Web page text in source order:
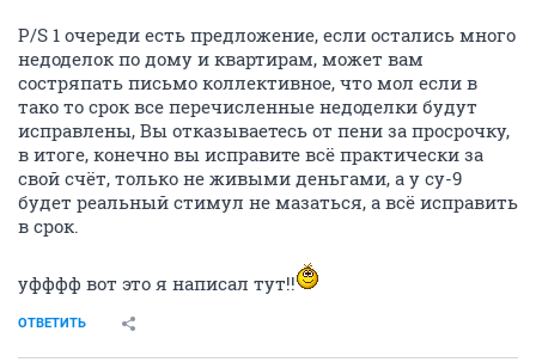
P/S 1 очереди есть предложение, если остались много
недоделок по дому и квартирам, может вам
состряпать письмо коллективное, что мол если в
тако то срок все перечисленные недоделки будут
исправлены, Вы отказываетесь от пени за просрочку,
в итоге, конечно вы исправите всё практически за
свой счёт, только не живыми деньгами, а у су-9
будет реальный стимул не мазаться, а всё исправить
в срок.
уфффф вот это я написал тут!!
ОТВЕТИТЬ